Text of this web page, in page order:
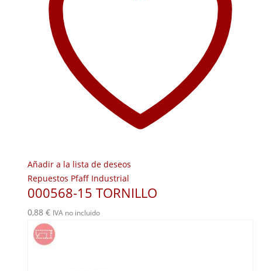
Añadir a la lista de deseos
Repuestos Pfaff Industrial
000568-15 TORNILLO
0,88 € IVA no incluido